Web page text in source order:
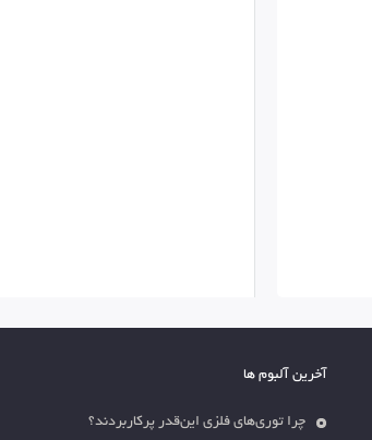
آخرین آلبوم ها
چرا توری‌های فلزی این‌قدر پرکاربردند؟